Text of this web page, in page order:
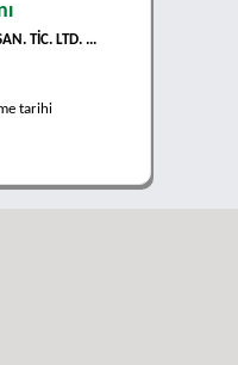
TİC. LTD. ...
tarihi